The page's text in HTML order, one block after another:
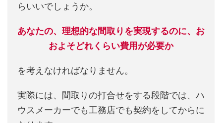
らいいでしょうか。
あなたの、理想的な間取りを実現するのに、お
およそどれくらい費用が必要か
を考えなければなりません。
実際には、間取りの打合せをする段階では、ハ
ウスメーカーでも工務店でも契約をしてからに